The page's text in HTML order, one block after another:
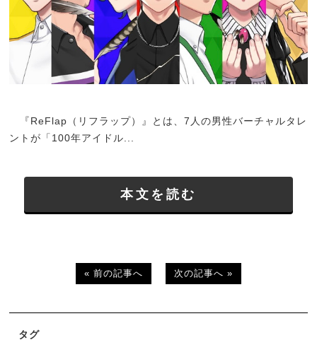
『ReFlap（リフラップ）』とは、7人の男性バーチャルタレ
ントが「100年アイドル...
本文を読む
« 前の記事へ 次の記事へ »
タグ